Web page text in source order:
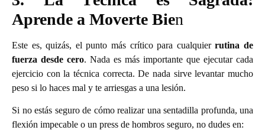
Aprende a Moverte Bien
Este es, quizás, el punto más crítico para cualquierrutina de
fuerza desde cero. Nada es más importante que ejecutar cada
ejercicio con la técnica correcta. De nada sirve levantar mucho
peso si lo haces mal y te arriesgas a una lesión.
Si no estás seguro de cómo realizar una sentadilla profunda, una
flexión impecable o un press de hombros seguro, no dudes en: